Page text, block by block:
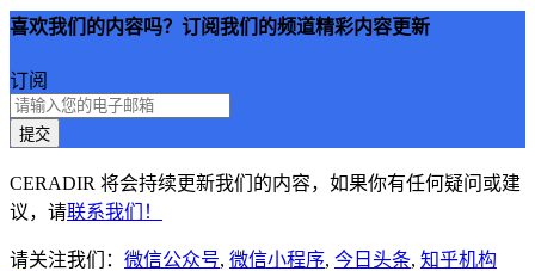
喜欢我们的内容吗？订阅我们的频道精彩内容更新
订阅
提交
CERADIR 将会持续更新我们的内容，如果你有任何疑问或建
议，请联系我们！
请关注我们： 微信公众号, 微信小程序, 今日头条, 知乎机构